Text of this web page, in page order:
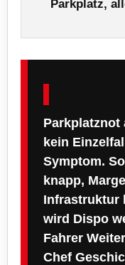
Parkplatz,
Parkplatznot
kein
Symptom.
knapp,
Infrastruktur
wird Dispo
Fahrer
Chef